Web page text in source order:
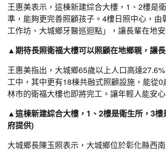
王惠美表示，這棟新建綜合大樓，1、2樓是
準，能夠更完善照顧孩子。4樓日照中心，
工作坊、大城鄉牙醫巡迴點」，讓長輩在地
▲期待長照衛福大樓可以照顧在地鄉親，讓
王惠美指出，大城鄉65歲以上人口高達
工中，其中更有18棟共融式照顧設施，能從
林市的衛福大樓也即將完工。讓年輕人能安
▲這棟新建綜合大樓，1、2樓是衛生所，3
府提供)
大城鄉長陳玉照表示，大城鄉位於彰化縣西